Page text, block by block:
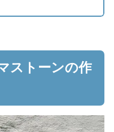
ストーンの作